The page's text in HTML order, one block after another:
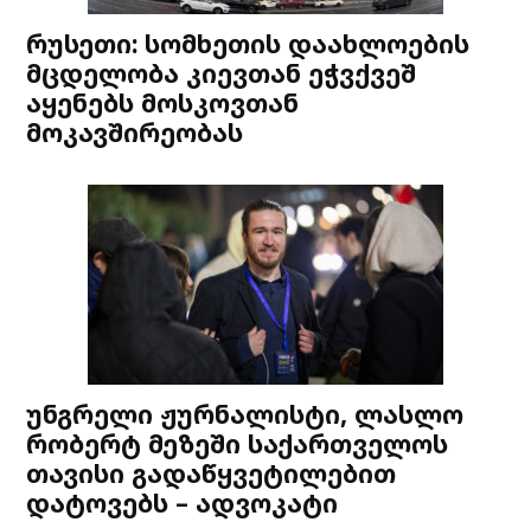
რუსეთი: სომხეთის დაახლოების
მცდელობა კიევთან ეჭვქვეშ
აყენებს მოსკოვთან
მოკავშირეობას
უნგრელი ჟურნალისტი, ლასლო
რობერტ მეზეში საქართველოს
თავისი გადაწყვეტილებით
დატოვებს – ადვოკატი